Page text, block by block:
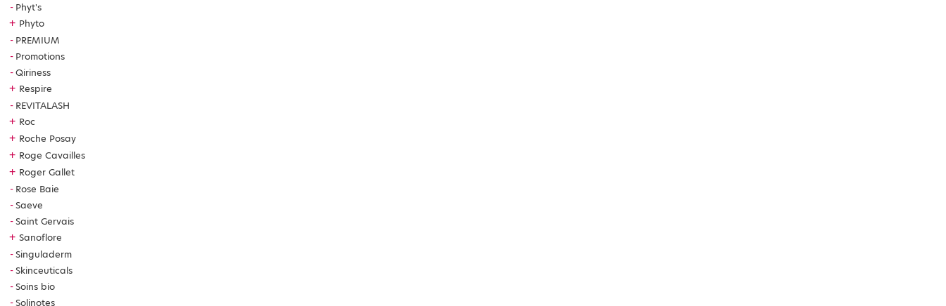
Phyt's
+ Phyto
PREMIUM
Promotions
Qiriness
+ Respire
REVITALASH
+ Roc
+ Roche Posay
+ Roge Cavailles
+ Roger Gallet
Rose Baie
Saeve
Saint Gervais
+ Sanoflore
Singuladerm
Skinceuticals
Soins bio
Solinotes